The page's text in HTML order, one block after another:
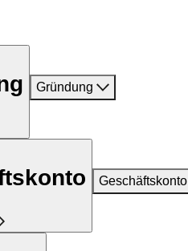
Gründung
Geschäftskonto